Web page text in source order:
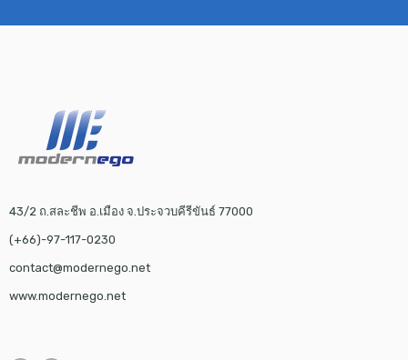
43/2 ถ.สละชีพ อ.เมือง จ.ประจวบคีรีขันธ์ 77000
(+66)-97-117-0230
contact@modernego.net
www.modernego.net